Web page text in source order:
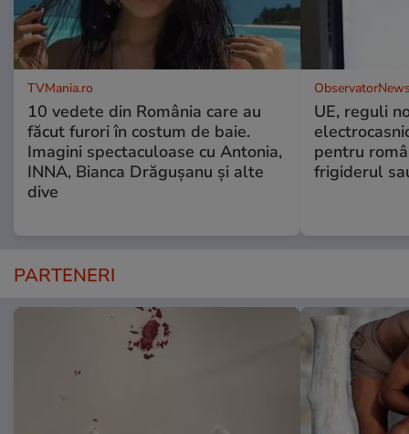
TVMania.ro
10 vedete din România care au
făcut furori în costum de baie.
Imagini spectaculoase cu Antonia,
INNA, Bianca Drăgușanu și alte
dive
UE, reguli
pentru
frigiderul
PARTENERI